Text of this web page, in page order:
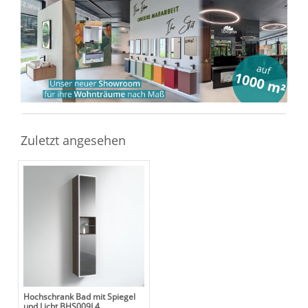
Sie haben gelesen: Spiegel-Hochschrank mit Licht für
Zuletzt angesehen
Hochschrank Bad mit Spiegel